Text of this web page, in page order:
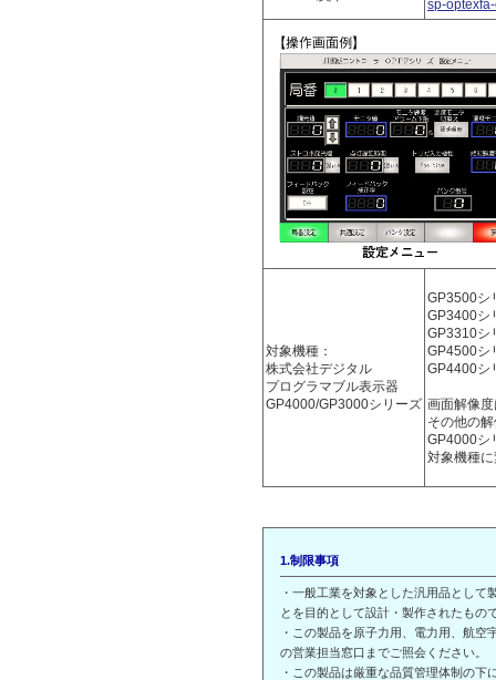
sp-
対象機種：
株式会社デジタル
プログラマブル表示器
GP4000/GP3000シリーズ
GP3500シ
GP3400
GP3310
GP4500シ
GP4400
画面解像
その他の
GP4000シ
対象機種
1.制限事項
・一般工業を対象とした汎用品とし
とを目的として設計・製作されたもの
・この製品を原子力用、電力用、航
の営業担当窓口までご照会ください。
・この製品は厳重な品質管理体制の